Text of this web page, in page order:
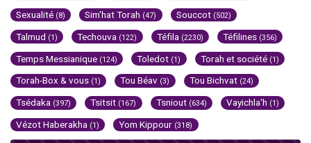
Sexualité (8) Sim'hat Torah (47) Souccot (502)
Talmud (1) Techouva (122) Téfila (2230) Téfilines (356)
Temps Messianique (124) Toledot (1) Torah et société (1)
Torah-Box & vous (1) Tou Béav (3) Tou Bichvat (24)
Tsédaka (397) Tsitsit (167) Tsniout (634) Vayichla'h (1)
Vézot Haberakha (1) Yom Kippour (318)